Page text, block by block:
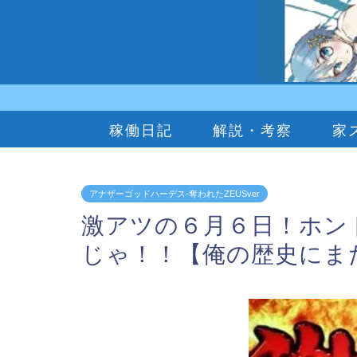
稼働日記 解説・考察 家
アナザーゴッドハーデス-奪われたZEUSver
激アツの６月６日！ホ
じゃ！！【俺の歴史に